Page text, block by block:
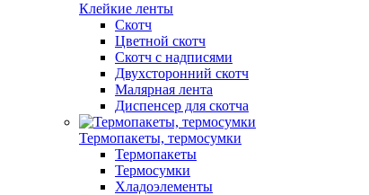
Клейкие ленты
Скотч
Цветной скотч
Скотч с надписями
Двухсторонний скотч
Малярная лента
Диспенсер для скотча
Термопакеты, термосумки
Термопакеты
Термосумки
Хладоэлементы